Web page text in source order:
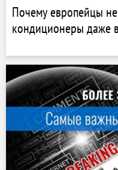
Почему европейцы не
кондиционеры даже